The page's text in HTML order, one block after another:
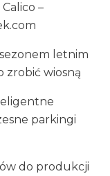
–
letnim
zrobić wiosną
parkingi
do produkcji